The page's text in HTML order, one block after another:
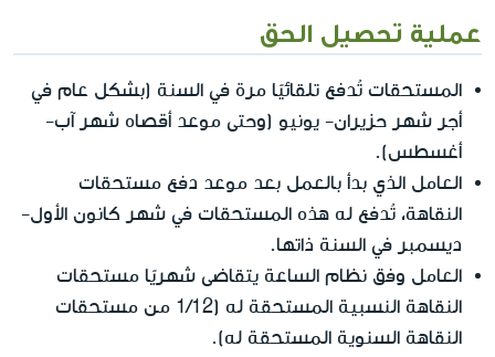
عملية تحصيل الحق
المستحقات تُدفع تلقائيًا مرة في السنة (بشكل عام في
أجر شهر حزيران- يونيو (وحتى موعد أقصاه شهر آب-
أغسطس).
العامل الذي بدأ بالعمل بعد موعد دفع مستحقات
النقاهة، تُدفع له هذه المستحقات في شهر كانون الأول-
ديسمبر في السنة ذاتها.
العامل وفق نظام الساعة يتقاضى شهريًا مستحقات
النقاهة النسبية المستحقة له (1/12 من مستحقات
النقاهة السنوية المستحقة له).